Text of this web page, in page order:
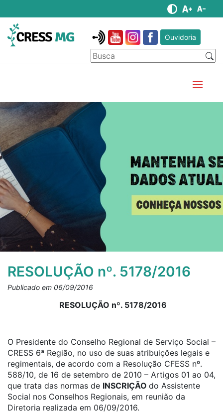
Ouvidoria
RESOLUÇÃO nº. 5178/2016
Publicado em 06/09/2016
RESOLUÇÃO nº. 5178/2016
O Presidente do Conselho Regional de Serviço Social –
CRESS 6ª Região, no uso de suas atribuições legais e
regimentais, de acordo com a Resolução CFESS nº.
588/10, de 16 de setembro de 2010 – Artigos 01 ao 04,
que trata das normas de INSCRIÇÃO do Assistente
Social nos Conselhos Regionais, em reunião da
Diretoria realizada em 06/09/2016.